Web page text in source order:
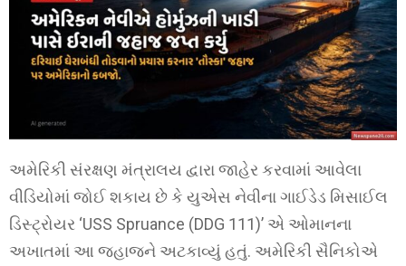
અમેરિકી સંરક્ષણ મંત્રાલય દ્વારા જાહેર કરવામાં આવેલા
વીડિયોમાં જોઈ શકાય છે કે યુએસ નેવીના ગાઈડેડ મિસાઈલ
ડિસ્ટ્રોયર ‘USS Spruance (DDG 111)’ એ ઓમાનના
અખાતમાં આ જહાજને અટકાવ્યું હતું. અમેરિકી સૈનિકોએ